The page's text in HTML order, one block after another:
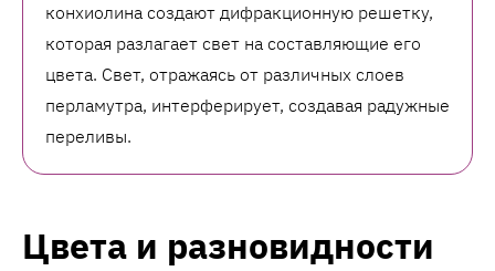
конхиолина создают дифракционную решетку,
которая разлагает свет на составляющие его
цвета. Свет, отражаясь от различных слоев
перламутра, интерферирует, создавая радужные
переливы.
Цвета и разновидности